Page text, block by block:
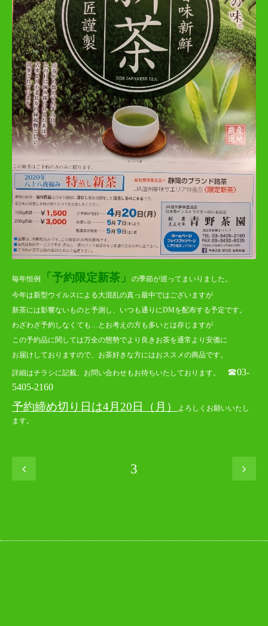
毎年恒例 「予約限定新茶」
の季節が巡ってまいりました。
今年は新型ウイルスによる大混乱の真っ最中ではございますが
新茶には影響ないものと予測し、いつも通りにDMを配布する予定です。
わざわざ予約しなくても…とお考えの方も多いとは存じますが
この予約品に関しては万全の態勢でより良きお茶を通常より安価に
お届けしておりますので、お茶好きな方にはおススメの商品です。
詳細はチラシに記載、お問い合わせもお待ちいたしております。 ☎03-
5405-2160
予約締め切り日は4月20日（月）
よろしくお願いいたし
ます。
3